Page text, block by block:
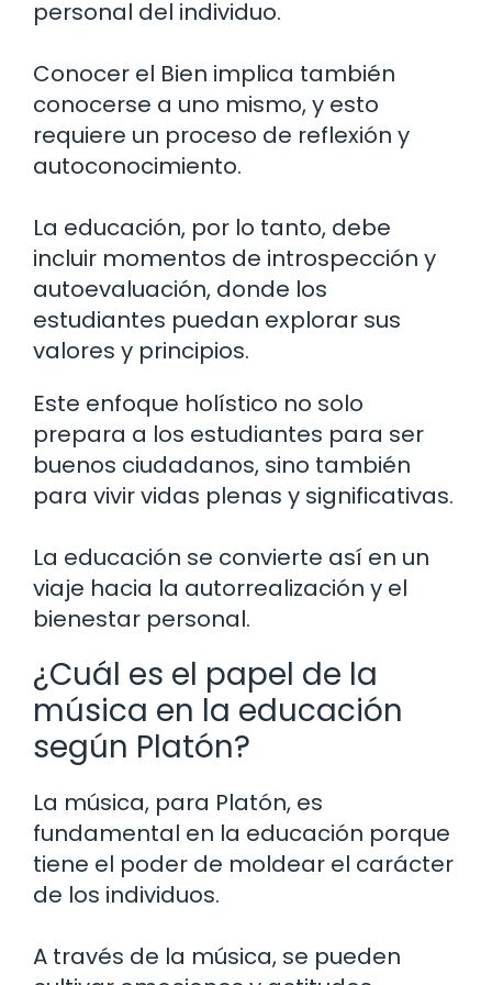
personal del individuo.
Conocer el Bien implica también
conocerse a uno mismo, y esto
requiere un proceso de reflexión y
autoconocimiento.
La educación, por lo tanto, debe
incluir momentos de introspección y
autoevaluación, donde los
estudiantes puedan explorar sus
valores y principios.
Este enfoque holístico no solo
prepara a los estudiantes para ser
buenos ciudadanos, sino también
para vivir vidas plenas y significativas.
La educación se convierte así en un
viaje hacia la autorrealización y el
bienestar personal.
¿Cuál es el papel de la
música en la educación
según Platón?
La música, para Platón, es
fundamental en la educación porque
tiene el poder de moldear el carácter
de los individuos.
A través de la música, se pueden